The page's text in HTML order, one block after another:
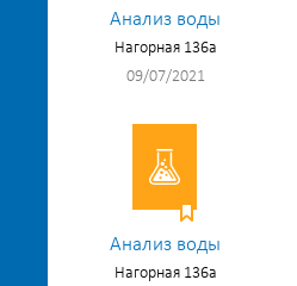
Анализ воды
Нагорная 136а
09/07/2021
Анализ воды
Нагорная 136а